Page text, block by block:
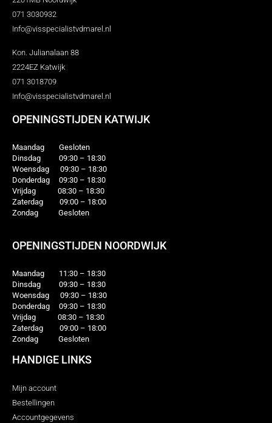
071 3030932
Info@visspecialistvdmarel.nl
Kon. Julianalaan 88
2224EZ Katwijk
071 3018709
Info@visspecialistvdmarel.nl
OPENINGSTIJDEN KATWIJK
Maandag Gesloten
Dinsdag 09:30 – 18:30
Woensdag 09:30 – 18:30
Donderdag 09:30 – 18:30
Vrijdag 08:30 – 18:30
Zaterdag 09:00 – 18:00
Zondag Gesloten
OPENINGSTIJDEN NOORDWIJK
Maandag 11:30 – 18:30
Dinsdag 09:30 – 18:30
Woensdag 09:30 – 18:30
Donderdag 09:30 – 18:30
Vrijdag 08:30 – 18:30
Zaterdag 09:00 – 18:00
Zondag Gesloten
HANDIGE LINKS
Mijn account
Bestellingen
Accountgegevens